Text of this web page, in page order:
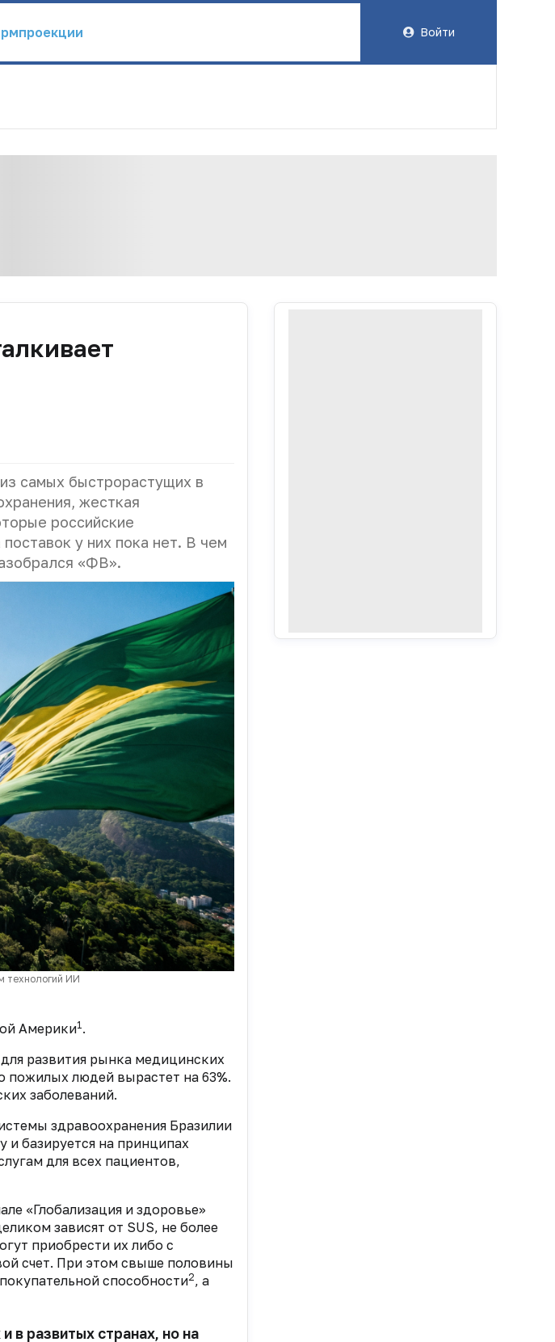
Войти
самых быстрорастущих в
жесткая
российские
у них пока нет. В чем
«ФВ».
технологий ИИ
Америки1 .
развития рынка медицинских
пожилых людей вырастет на 63%.
заболеваний.
здравоохранения Бразилии
и базируется на принципах
для всех пациентов,
«Глобализация и здоровье»
зависят от SUS, не более
приобрести их либо с
счет. При этом свыше половины
способности2, а
в развитых странах, но на